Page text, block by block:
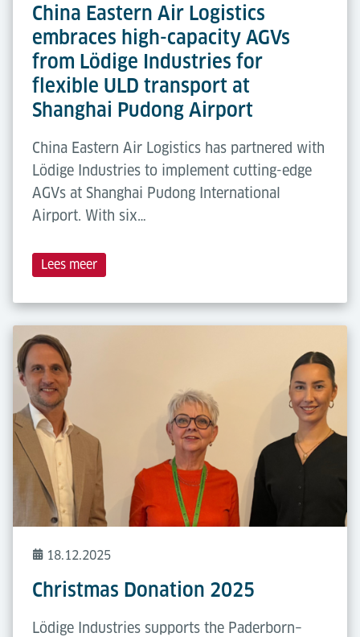
China Eastern Air Logistics
embraces high-capacity AGVs
from Lödige Industries for
flexible ULD transport at
Shanghai Pudong Airport
China Eastern Air Logistics has partnered with
Lödige Industries to implement cutting-edge
AGVs at Shanghai Pudong International
Airport. With six…
Lees meer
18.12.2025
Christmas Donation 2025
Lödige Industries supports the Paderborn–